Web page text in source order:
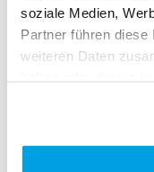
soziale Medien,
Partner führen
weiteren Daten